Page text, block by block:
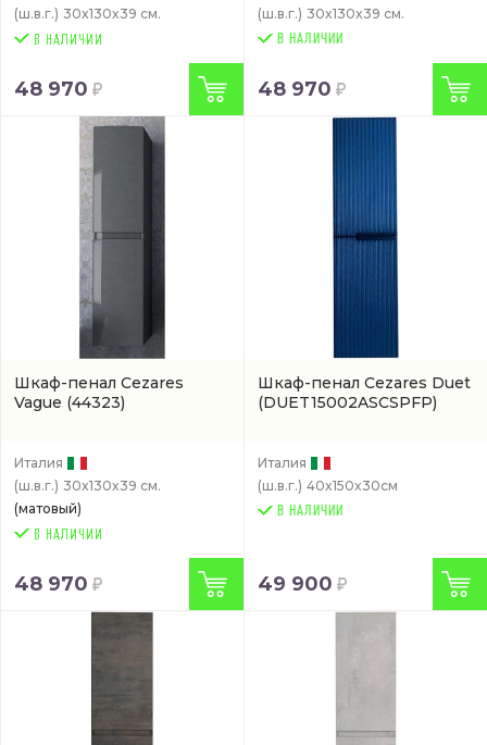
(ш.в.г.) 30x130x39 см.
48 970
(ш.в.г.) 30x130x39 см.
В НАЛИЧИИ
48 970
Шкаф-пенал Cezares
Vague (44323)
Италия
(ш.в.г.) 30x130x39 см.
(матовый)
48 970
Шкаф-пенал Cezares Duet
(DUET15002ASCSPFP)
Италия
(ш.в.г.) 40x150x30см
В НАЛИЧИИ
49 900